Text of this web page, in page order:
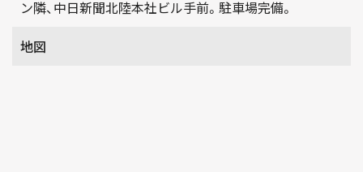
ン隣、中日新聞北陸本社ビル手前。駐車場完備。
地図